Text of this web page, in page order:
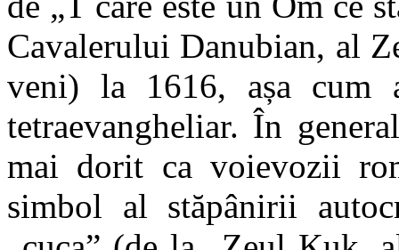
Cavalerului Danubian, al
veni) la 1616, așa cum
tetraevangheliar. În
mai dorit ca voievozii
simbol al stăpânirii